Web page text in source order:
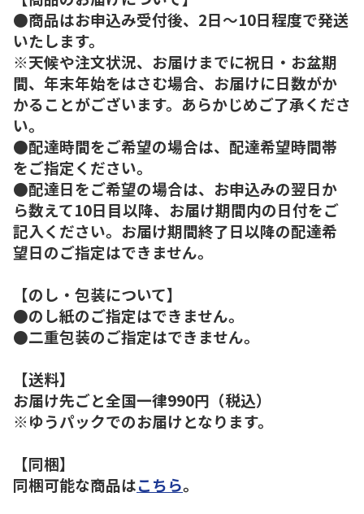
●商品はお申込み受付後、2日～10日程度で発送
いたします。
※天候や注文状況、お届けまでに祝日・お盆期
間、年末年始をはさむ場合、お届けに日数がか
かることがございます。あらかじめご了承くださ
い。
●配達時間をご希望の場合は、配達希望時間帯
をご指定ください。
●配達日をご希望の場合は、お申込みの翌日か
ら数えて10日目以降、お届け期間内の日付をご
記入ください。お届け期間終了日以降の配達希
望日のご指定はできません。
【のし・包装について】
●のし紙のご指定はできません。
●二重包装のご指定はできません。
【送料】
お届け先ごと全国一律990円（税込）
※ゆうパックでのお届けとなります。
【同梱】
同梱可能な商品はこちら。